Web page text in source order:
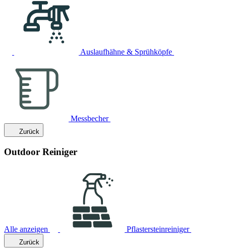
Auslaufhähne & Sprühköpfe
Messbecher
Zurück
Outdoor Reiniger
Alle anzeigen Pflastersteinreiniger
Zurück